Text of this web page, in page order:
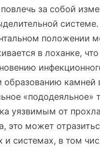
за собой
положении
в лоханке,
образованию камней
«пододеяльное»
уязвимым от
это может
и системах, в том